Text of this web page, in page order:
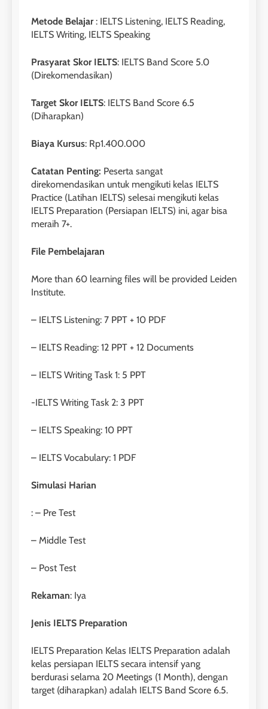
LEIDEN INSTITUTE
Daftar Peserta Kursus IELTS
Online
LEIDEN INSTITUTE
2
Institute
LEIDEN INSTITUTE
40
2023
COURSE PERIODS
Metode Belajar: IELTS Listening, IELTS Reading,
IELTS Writing, IELTS Speaking
Prasyarat Skor IELTS: IELTS Band Score 5.0
(Direkomendasikan)
Target Skor IELTS: IELTS Band Score 6.5
(Diharapkan)
Biaya Kursus: Rp1.400.000
Catatan Penting: Peserta sangat
direkomendasikan untuk mengikuti kelas IELTS
Practice (Latihan IELTS) selesai mengikuti kelas
IELTS Preparation (Persiapan IELTS) ini, agar bisa
meraih 7+.
File Pembelajaran
More than 60 learning files will be provided Leiden
Institute.
– IELTS Listening: 7 PPT + 10 PDF
– IELTS Reading: 12 PPT + 12 Documents
– IELTS Writing Task 1: 5 PPT
-IELTS Writing Task 2: 3 PPT
– IELTS Speaking: 10 PPT
– IELTS Vocabulary: 1 PDF
Simulasi Harian
: – Pre Test
– Middle Test
– Post Test
Rekaman: Iya
Jenis IELTS Preparation
IELTS Preparation Kelas IELTS Preparation adalah
kelas persiapan IELTS secara intensif yang
berdurasi selama 20 Meetings (1 Month), dengan
target (diharapkan) adalah IELTS Band Score 6.5.